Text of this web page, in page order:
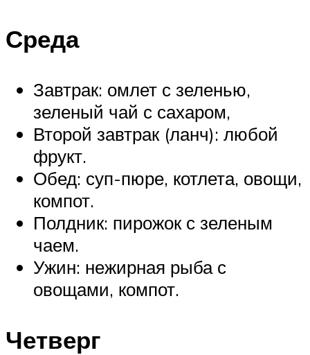
Среда
Завтрак: омлет с зеленью,
зеленый чай с сахаром,
Второй завтрак (ланч): любой
фрукт.
Обед: суп-пюре, котлета, овощи,
компот.
Полдник: пирожок с зеленым
чаем.
Ужин: нежирная рыба с
овощами, компот.
Четверг